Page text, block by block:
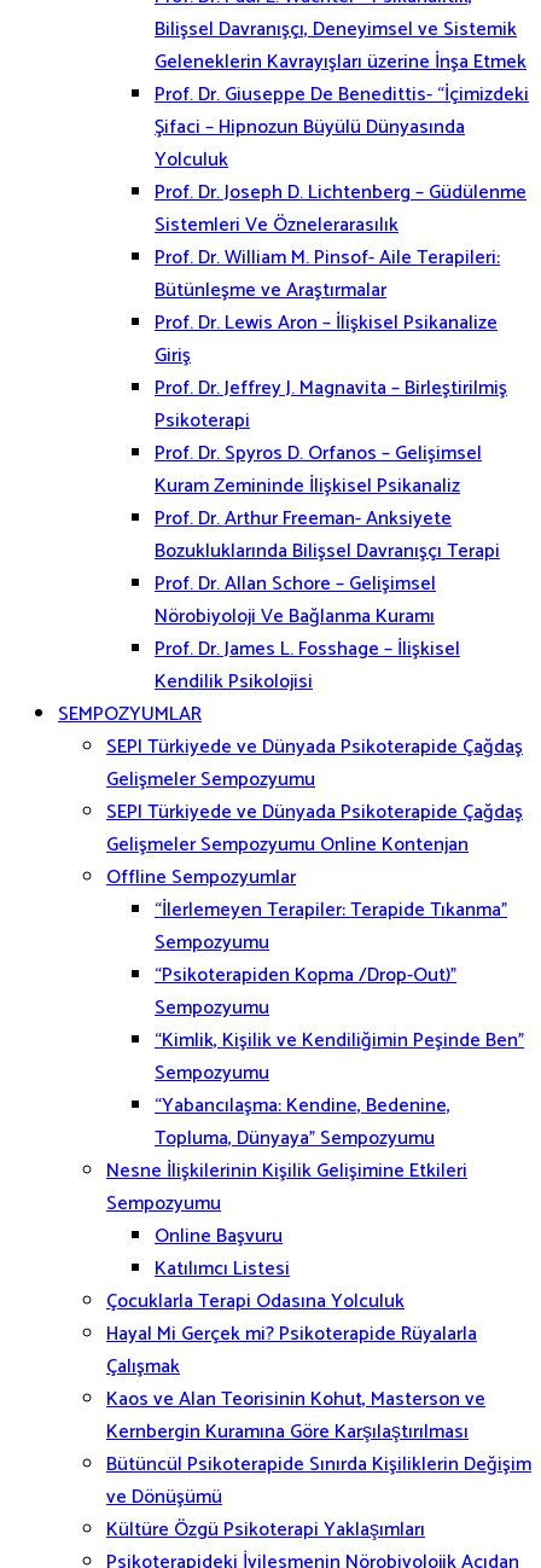
Bilişsel Davranışçı, Deneyimsel ve Sistemik
Geleneklerin Kavrayışları üzerine İnşa Etmek
Prof. Dr. Giuseppe De Benedittis- “İçimizdeki
Şifaci – Hipnozun Büyülü Dünyasında
Yolculuk
Prof. Dr. Joseph D. Lichtenberg – Güdülenme
Sistemleri Ve Öznelerarasılık
Prof. Dr. William M. Pinsof- Aile Terapileri:
Bütünleşme ve Araştırmalar
Prof. Dr. Lewis Aron – İlişkisel Psikanalize
Giriş
Prof. Dr. Jeffrey J. Magnavita – Birleştirilmiş
Psikoterapi
Prof. Dr. Spyros D. Orfanos – Gelişimsel
Kuram Zemininde İlişkisel Psikanaliz
Prof. Dr. Arthur Freeman- Anksiyete
Bozukluklarında Bilişsel Davranışçı Terapi
Prof. Dr. Allan Schore – Gelişimsel
Nörobiyoloji Ve Bağlanma Kuramı
Prof. Dr. James L. Fosshage – İlişkisel
Kendilik Psikolojisi
SEMPOZYUMLAR
SEPI Türkiyede ve Dünyada Psikoterapide Çağdaş
Gelişmeler Sempozyumu
SEPI Türkiyede ve Dünyada Psikoterapide Çağdaş
Gelişmeler Sempozyumu Online Kontenjan
Offline Sempozyumlar
“İlerlemeyen Terapiler: Terapide Tıkanma”
Sempozyumu
“Psikoterapiden Kopma /Drop-Out)”
Sempozyumu
“Kimlik, Kişilik ve Kendiliğimin Peşinde Ben”
Sempozyumu
“Yabancılaşma: Kendine, Bedenine,
Topluma, Dünyaya” Sempozyumu
Nesne İlişkilerinin Kişilik Gelişimine Etkileri
Sempozyumu
Online Başvuru
Katılımcı Listesi
Çocuklarla Terapi Odasına Yolculuk
Hayal Mi Gerçek mi? Psikoterapide Rüyalarla
Çalışmak
Kaos ve Alan Teorisinin Kohut, Masterson ve
Kernbergin Kuramına Göre Karşılaştırılması
Bütüncül Psikoterapide Sınırda Kişiliklerin Değişim
ve Dönüşümü
Kültüre Özgü Psikoterapi Yaklaşımları